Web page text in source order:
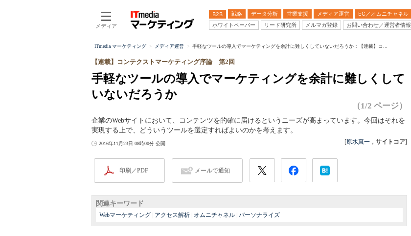
メディア
B2B 戦略 データ分析 営業支援 メディア運営 EC／オムニチャネル
ホワイトペーパー
リード研究所 メルマガ登録 お問い合わせ／運営者情報
ITmedia マーケティング メディア運営 手軽なツールの導入でマーケティングを余計に難しくしていないだろうか：【連載】コ...
手軽なツールの導入でマーケティングを余計に難しくして
いないだろうか
【連載】コンテクストマーケティング序論 第2回
（1/2 ページ）
企業のWebサイトにおいて、コンテンツを的確に届けるというニーズが高まっています。今回はそれを
実現する上で、どういうツールを選定すればよいのかを考えます。
2016年11月23日 08時00分 公開 [原水真一 ， サイトコア]
印刷／PDF メールで通知
関連キーワード
Webマーケティング アクセス解析 オムニチャネル パーソナライズ